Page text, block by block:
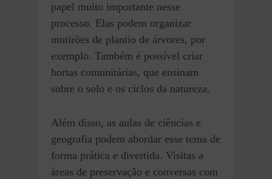
papel muito importante nesse
processo. Elas podem organizar
mutirões de plantio de árvores, por
exemplo. Também é possível criar
hortas comunitárias, que ensinam
sobre o solo e os ciclos da natureza.
Além disso, as aulas de ciências e
geografia podem abordar esse tema de
forma prática e divertida. Visitas a
áreas de preservação e conversas com